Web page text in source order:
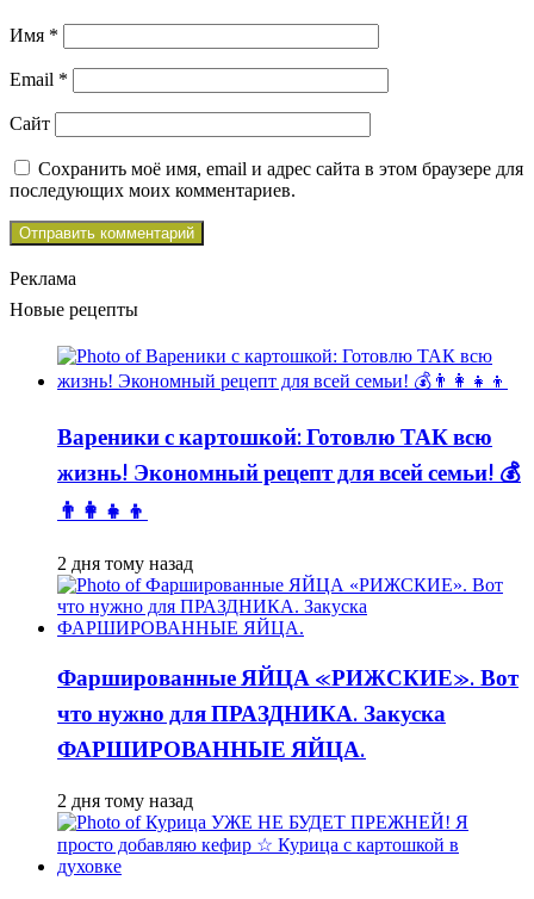
Имя *
Email *
Сайт
Сохранить моё имя, email и адрес сайта в этом браузере для
последующих моих комментариев.
Реклама
Новые рецепты
Вареники с картошкой: Готовлю ТАК всю
жизнь! Экономный рецепт для всей семьи! 💰
👨👩👧👦
2 дня тому назад
Фаршированные ЯЙЦА «РИЖСКИЕ». Вот
что нужно для ПРАЗДНИКА. Закуска
ФАРШИРОВАННЫЕ ЯЙЦА.
2 дня тому назад